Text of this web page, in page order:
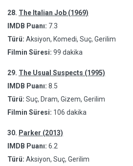
28. The Italian Job (1969)
IMDB Puanı: 7.3
Türü: Aksiyon, Komedi, Suç, Gerilim
Filmin Süresi: 99 dakika
29. The Usual Suspects (1995)
IMDB Puanı: 8.5
Türü: Suç, Dram, Gizem, Gerilim
Filmin Süresi: 106 dakika
30. Parker (2013)
IMDB Puanı: 6.2
Türü: Aksiyon, Suç, Gerilim